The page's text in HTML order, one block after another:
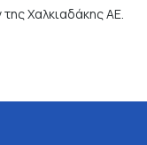
Χαλκιαδάκης ΑΕ.